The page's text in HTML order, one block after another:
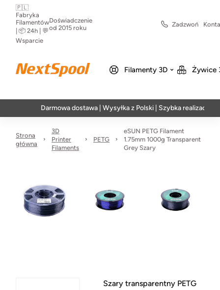
🇵🇱
Fabryka
Filamentów
| 📦 24h | 💬
Wsparcie
Doświadczenie
od 2015 roku
Zadzwoń
Filamenty 3D Żywice
Darmowa dostawa | Wysyłka z Polski | Szybka realizacja w 24h
Strona
główna
3D
Printer
Filaments
PETG
eSUN PETG Filament
1.75mm 1000g Transparent
Grey Szary
Szary transparentny PETG